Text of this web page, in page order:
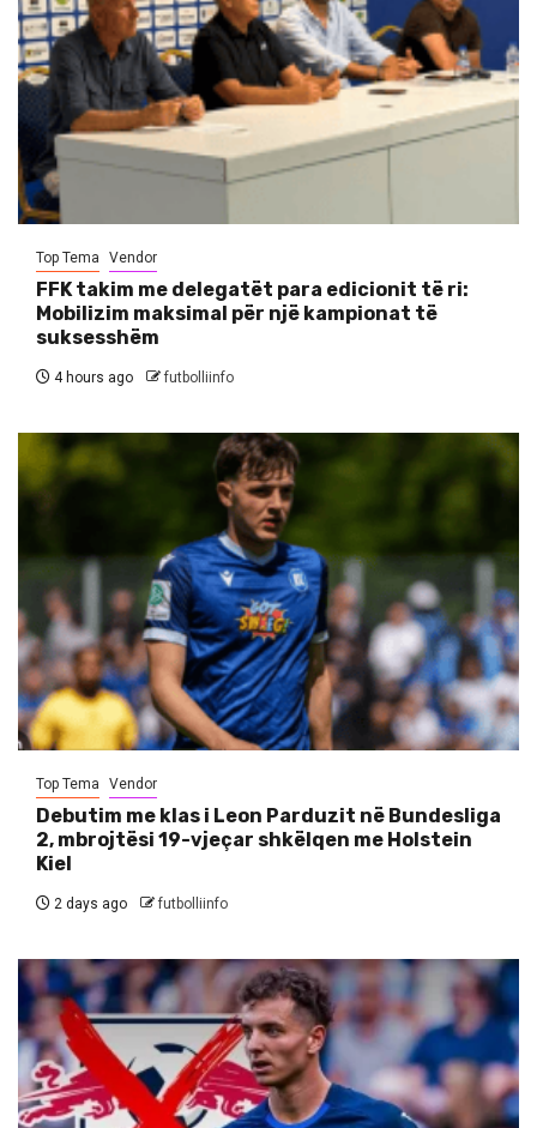
Top Tema Vendor
FFK takim me delegatët para edicionit të ri:
Mobilizim maksimal për një kampionat të
suksesshëm
4 hours ago futbolliinfo
Top Tema Vendor
Debutim me klas i Leon Parduzit në Bundesliga
2, mbrojtësi 19-vjeçar shkëlqen me Holstein
Kiel
2 days ago futbolliinfo